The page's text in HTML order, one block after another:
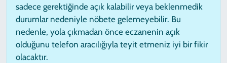
sadece gerektiğinde açık kalabilir veya beklenmedik
durumlar nedeniyle nöbete gelemeyebilir. Bu
nedenle, yola çıkmadan önce eczanenin açık
olduğunu telefon aracılığıyla teyit etmeniz iyi bir fikir
olacaktır.